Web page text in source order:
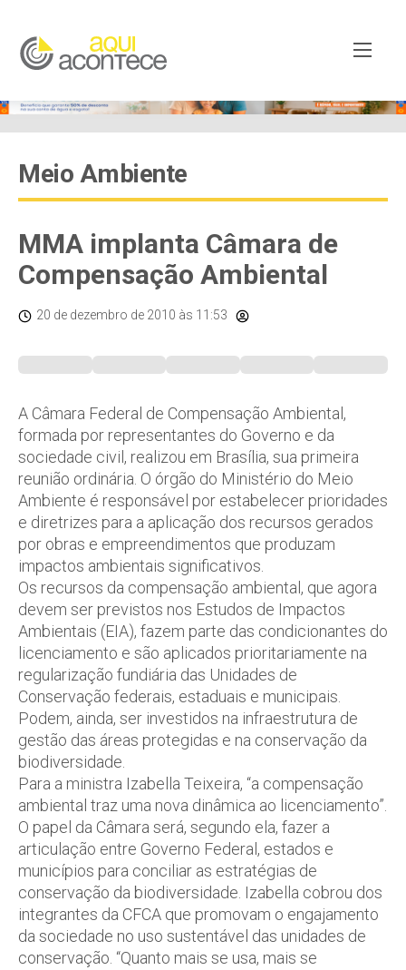
Meio Ambiente
MMA implanta Câmara de
Compensação Ambiental
20 de dezembro de 2010 às 11:53
A Câmara Federal de Compensação Ambiental,
formada por representantes do Governo e da
sociedade civil, realizou em Brasília, sua primeira
reunião ordinária. O órgão do Ministério do Meio
Ambiente é responsável por estabelecer prioridades
e diretrizes para a aplicação dos recursos gerados
por obras e empreendimentos que produzam
impactos ambientais significativos.
Os recursos da compensação ambiental, que agora
devem ser previstos nos Estudos de Impactos
Ambientais (EIA), fazem parte das condicionantes do
licenciamento e são aplicados prioritariamente na
regularização fundiária das Unidades de
Conservação federais, estaduais e municipais.
Podem, ainda, ser investidos na infraestrutura de
gestão das áreas protegidas e na conservação da
biodiversidade.
Para a ministra Izabella Teixeira, “a compensação
ambiental traz uma nova dinâmica ao licenciamento”.
O papel da Câmara será, segundo ela, fazer a
articulação entre Governo Federal, estados e
municípios para conciliar as estratégias de
conservação da biodiversidade. Izabella cobrou dos
integrantes da CFCA que promovam o engajamento
da sociedade no uso sustentável das unidades de
conservação. “Quanto mais se usa, mais se